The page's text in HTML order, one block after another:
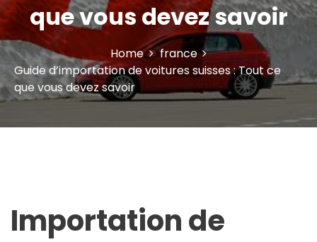
que vous devez savoir
Home
france
Guide d’importation de voitures suisses : Tout ce
que vous devez savoir
Importation de